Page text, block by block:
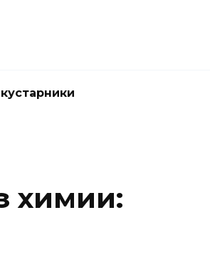
химии: